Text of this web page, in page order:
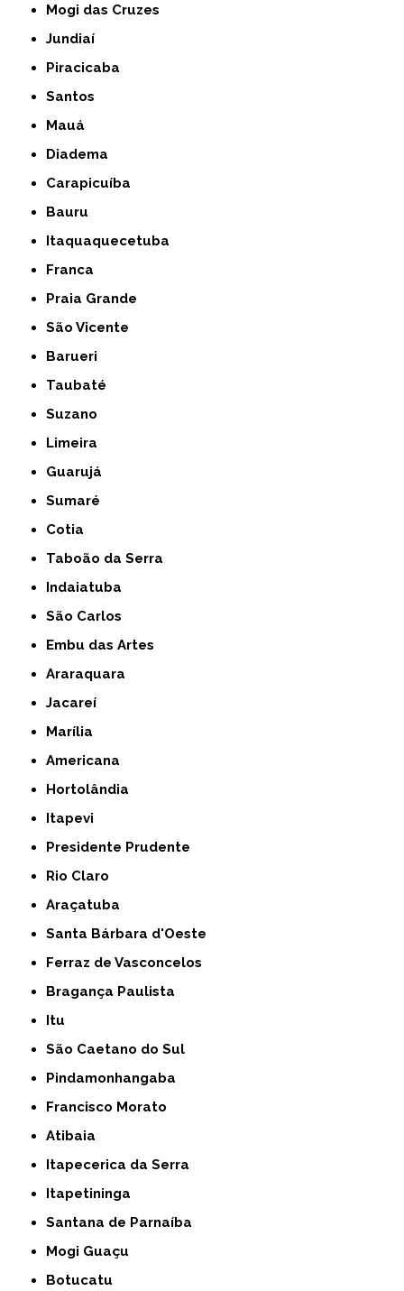
Mogi das Cruzes
Jundiaí
Piracicaba
Santos
Mauá
Diadema
Carapicuíba
Bauru
Itaquaquecetuba
Franca
Praia Grande
São Vicente
Barueri
Taubaté
Suzano
Limeira
Guarujá
Sumaré
Cotia
Taboão da Serra
Indaiatuba
São Carlos
Embu das Artes
Araraquara
Jacareí
Marília
Americana
Hortolândia
Itapevi
Presidente Prudente
Rio Claro
Araçatuba
Santa Bárbara d'Oeste
Ferraz de Vasconcelos
Bragança Paulista
Itu
São Caetano do Sul
Pindamonhangaba
Francisco Morato
Atibaia
Itapecerica da Serra
Itapetininga
Santana de Parnaíba
Mogi Guaçu
Botucatu